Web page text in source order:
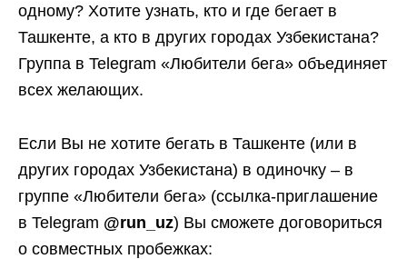
одному? Хотите узнать, кто и где бегает в
Ташкенте, а кто в других городах Узбекистана?
Группа в Telegram «Любители бега» объединяет
всех желающих.
Если Вы не хотите бегать в Ташкенте (или в
других городах Узбекистана) в одиночку – в
группе «Любители бега» (ссылка-приглашение
в Telegram @run_uz) Вы сможете договориться
о совместных пробежках: